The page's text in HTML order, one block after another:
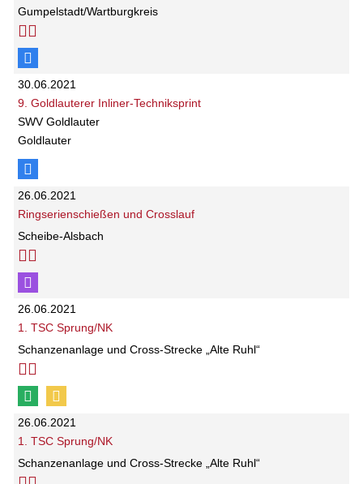
Gumpelstadt/Wartburgkreis
30.06.2021
9. Goldlauterer Inliner-Techniksprint
SWV Goldlauter
Goldlauter
26.06.2021
Ringserienschießen und Crosslauf
Scheibe-Alsbach
26.06.2021
1. TSC Sprung/NK
Schanzenanlage und Cross-Strecke „Alte Ruhl“
26.06.2021
1. TSC Sprung/NK
Schanzenanlage und Cross-Strecke „Alte Ruhl“